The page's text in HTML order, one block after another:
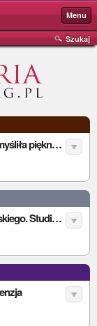
Menu
Szukaj
„Helena Rubinstein. Kobieta, która wymyśliła piękno” – M. Fitoussi – recenzja
„Proces Jezusa w świetle prawa rzymskiego. Studium prawno-historyczne” – P. Święcicka – recenzja